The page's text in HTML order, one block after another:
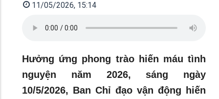
11/05/2026, 15:14
Hưởng ứng phong trào hiến máu tình
nguyện năm 2026, sáng ngày
10/5/2026, Ban Chỉ đạo vận động hiến